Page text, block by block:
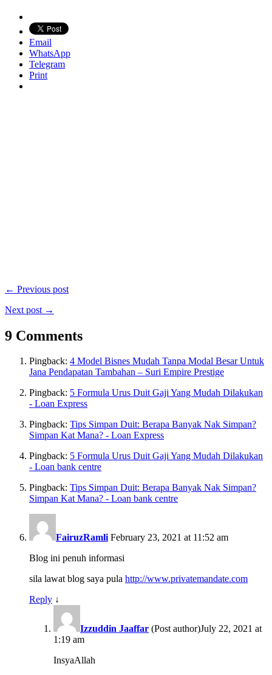
Email
WhatsApp
Telegram
Print
← Previous post
Next post →
9 Comments
Pingback: 4 Model Bisnes Mudah Tanpa Modal Besar Untuk
Jana Pendapatan Tambahan – Suri Empire Prestige
Pingback: 5 Formula Urus Duit Gaji Yang Mudah Dilakukan
- Loan Express
Pingback: Tips Simpan Duit: Berapa Banyak Nak Simpan?
Simpan Kat Mana? - Loan Express
Pingback: 5 Formula Urus Duit Gaji Yang Mudah Dilakukan
- Loan bank centre
Pingback: Tips Simpan Duit: Berapa Banyak Nak Simpan?
Simpan Kat Mana? - Loan bank centre
FairuzRamli February 23, 2021 at 11:52 am
Blog ini penuh informasi
sila lawat blog saya pula http://www.privatemandate.com
Reply ↓
Izzuddin Jaaffar (Post author)July 22, 2021 at
1:19 am
InsyaAllah